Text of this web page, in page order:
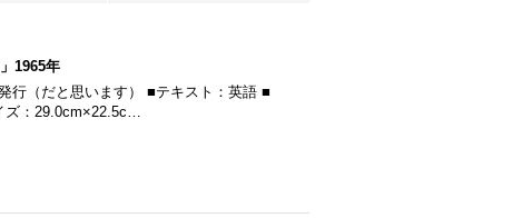
1965年
行（だと思います） ■テキスト：英語 ■
ズ：29.0cm×22.5c…